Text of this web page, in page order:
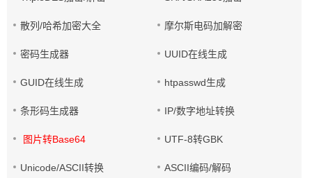
散列/哈希加密大全 摩尔斯电码加解密
密码生成器 UUID在线生成
GUID在线生成 htpasswd生成
条形码生成器 IP/数字地址转换
图片转Base64 UTF-8转GBK
Unicode/ASCII转换 ASCII编码/解码